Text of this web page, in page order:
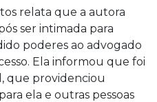
relata que a autora
ser intimada para
poderes ao advogado
Ela informou que foi
que providenciou
ela e outras pessoas